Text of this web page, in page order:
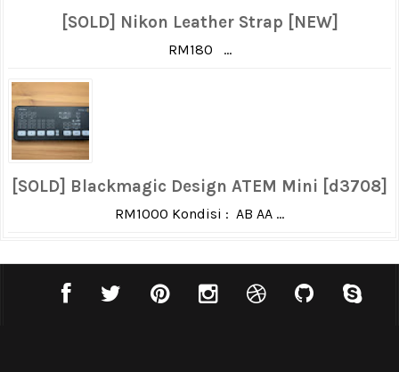
[SOLD] Nikon Leather Strap [NEW]
RM180 ...
[SOLD] Blackmagic Design ATEM Mini [d3708]
RM1000 Kondisi : AB AA ...